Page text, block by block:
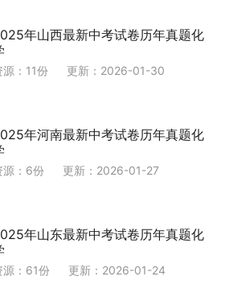
年山西最新中考试卷历年真题化
源：11份 更新：2026-01-30
年河南最新中考试卷历年真题化
源：6份 更新：2026-01-27
年山东最新中考试卷历年真题化
源：61份 更新：2026-01-24